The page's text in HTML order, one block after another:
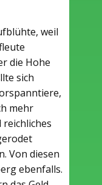
weil
die Hohe
sich
mehr
Von diesen
ebenfalls.